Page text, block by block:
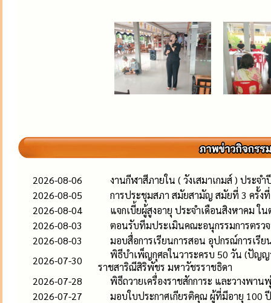
2026-08-06
งานกีฬาสีภายใน ( วังเสมาเกมส์ ) ประจ
2026-08-05
การประชุมสภา สมัยสามัญ สมัยที่ 3 ครั้ง
2026-08-04
แจกเบี้ยผู้สูงอายุ ประจำเดือนสิงหาคม ใ
2026-08-03
ตอนรับทีมประเมินคณะอนุกรรมการตรว
2026-08-03
มอบสื่อการเรียนการสอน อุปกรณ์การเรี
2026-07-30
พิธีบำเพ็ญกุศลในวาระครบ 50 วัน (ปัญญ
ราชสาริณีสิริพัชร มหาวัชรราชธิดา
2026-07-28
พิธีถวายเครื่องราชสักการะ และวางพา
2026-07-27
มอบใบประกาศเกียรติคุณ ผู้ที่มีอายุ 100 ปี